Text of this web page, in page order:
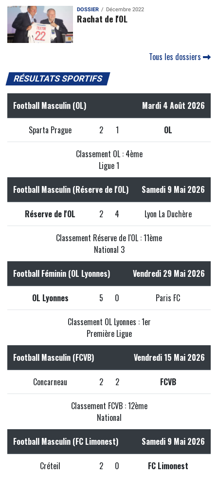
DOSSIER Décembre 2022
Rachat de l'OL
Tous les dossiers
RÉSULTATS SPORTIFS
Football Masculin (OL) Mardi 4 Août 2026
Sparta Prague 2 1 OL
Classement OL : 4ème
Ligue 1
Football Masculin (Réserve de l'OL) Samedi 9 Mai 2026
Réserve de l'OL 2 4 Lyon La Duchère
Classement Réserve de l'OL : 11ème
National 3
Football Féminin (OL Lyonnes) Vendredi 29 Mai 2026
OL Lyonnes 5 0 Paris FC
Classement OL Lyonnes : 1er
Première Ligue
Football Masculin (FCVB) Vendredi 15 Mai 2026
Concarneau 2 2 FCVB
Classement FCVB : 12ème
National
Football Masculin (FC Limonest) Samedi 9 Mai 2026
Créteil 2 0 FC Limonest